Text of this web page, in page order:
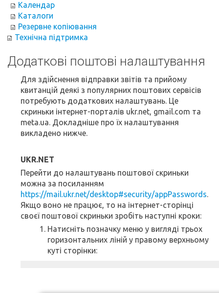
Календар
Каталоги
Резервне копіювання
Технічна підтримка
Додаткові поштові налаштування
Для здійснення відправки звітів та прийому
квитанцій деякі з популярних поштових сервісів
потребують додаткових налаштувань. Це
скриньки інтернет-порталів ukr.net, gmail.com та
meta.ua. Докладніше про їх налаштування
викладено нижче.
UKR.NET
Перейти до налаштувань поштової скриньки
можна за посиланням
https://mail.ukr.net/desktop#security/appPasswords.
Якщо воно не працює, то на інтернет-сторінці
своєї поштової скриньки зробіть наступні кроки:
Натисніть позначку меню у вигляді трьох
горизонтальних ліній у правому верхньому
куті сторінки: